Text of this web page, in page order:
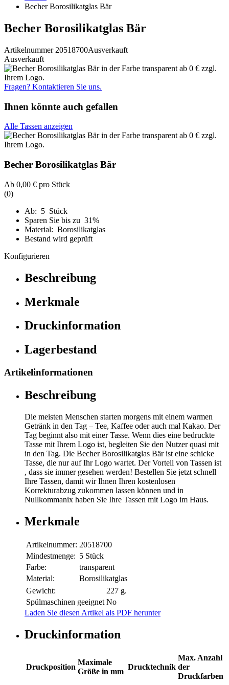
Becher Borosilikatglas Bär
Becher Borosilikatglas Bär
Artikelnummer 20518700Ausverkauft
Ausverkauft
Fragen? Kontaktieren Sie uns.
Ihnen könnte auch gefallen
Alle Tassen anzeigen
Becher Borosilikatglas Bär
Ab 0,00 € pro Stück
(0)
Ab: 5 Stück
Sparen Sie bis zu 31%
Material: Borosilikatglas
Bestand wird geprüft
Konfigurieren
Beschreibung
Merkmale
Druckinformation
Lagerbestand
Artikelinformationen
Beschreibung
Die meisten Menschen starten morgens mit einem warmen
Getränk in den Tag – Tee, Kaffee oder auch mal Kakao. Der
Tag beginnt also mit einer Tasse. Wenn dies eine bedruckte
Tasse mit Ihrem Logo ist, begleiten Sie den Nutzer quasi mit
in den Tag. Die Becher Borosilikatglas Bär ist eine schicke
Tasse, die nur auf Ihr Logo wartet. Der Vorteil von Tassen ist
, dass sie immer gesehen werden! Bestellen Sie jetzt schnell
Ihre Tassen, damit wir Ihnen Ihren kostenlosen
Korrekturabzug zukommen lassen können und in
Nullkommanix haben Sie Ihre Tassen mit Logo im Haus.
Merkmale
Artikelnummer: 20518700
Mindestmenge: 5 Stück
Farbe:
transparent
Material:
Borosilikatglas
Gewicht:
227 g.
Spülmaschinen geeignet No
Laden Sie diesen Artikel als PDF herunter
Druckinformation
Druckposition
Maximale
Größe in mm
Drucktechnik
Max. Anzahl
der
Druckfarben